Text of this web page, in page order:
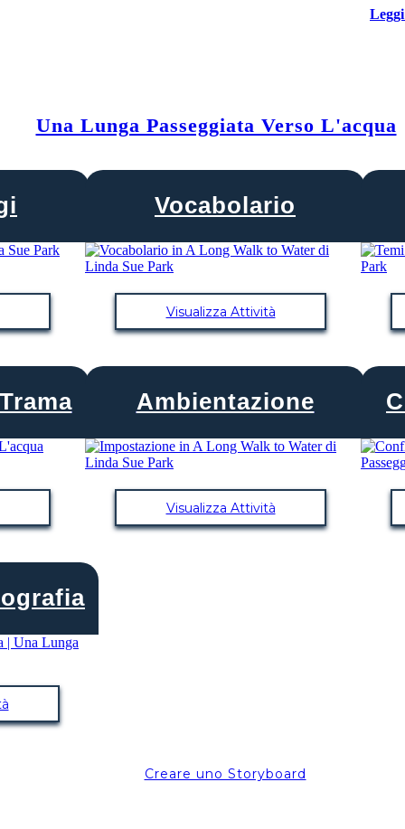
Una Lunga Passeggiata Verso L'acqua
Vocabolario
Visualizza Attività
Ambientazione
Visualizza Attività
Creare uno Storyboard